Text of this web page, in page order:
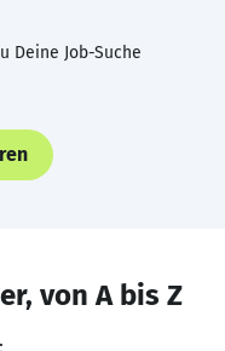
Deine Job-Suche
von A bis Z